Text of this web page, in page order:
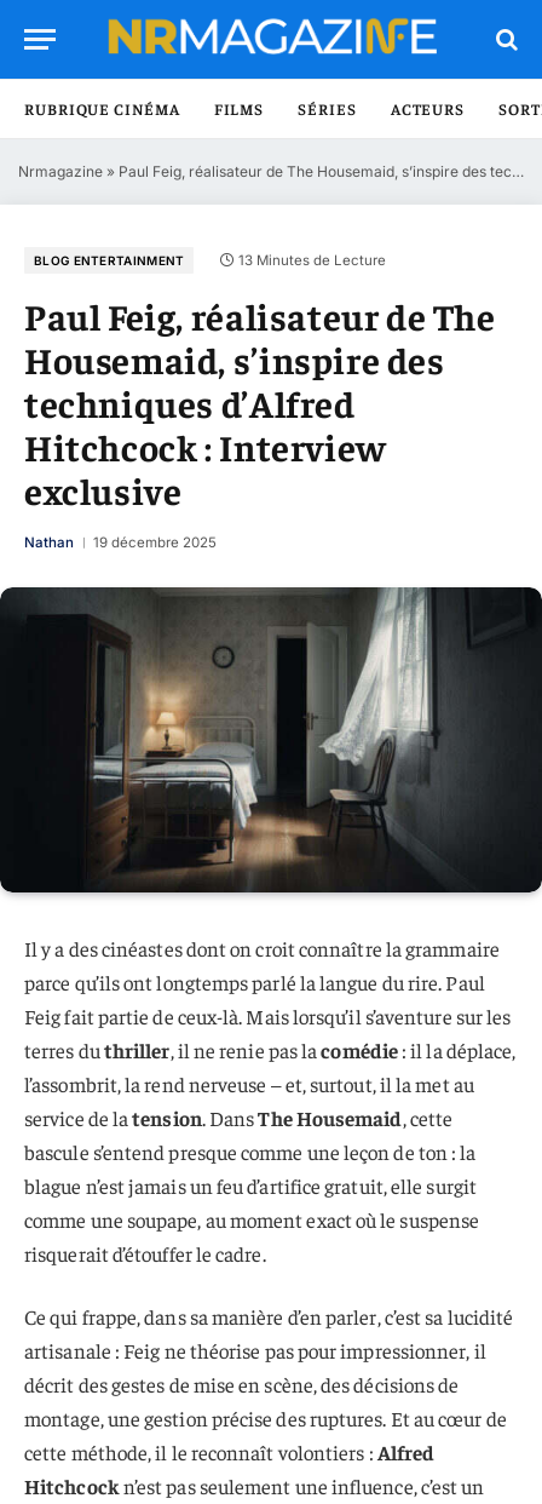
RUBRIQUE CINÉMA FILMS SÉRIES ACTEURS
Nrmagazine » Paul Feig, réalisateur de The Housemaid, s’inspire des techniques d’Alfred Hitchcock : Interview exclusive
BLOG ENTERTAINMENT 13 Minutes de Lecture
Paul Feig, réalisateur de The
Housemaid, s’inspire des
techniques d’Alfred
Hitchcock : Interview
exclusive
Nathan 19 décembre 2025
Il y a des cinéastes dont on croit connaître la grammaire
parce qu’ils ont longtemps parlé la langue du rire. Paul
Feig fait partie de ceux-là. Mais lorsqu’il s’aventure sur les
terres duthriller, il ne renie pas lacomédie: il la déplace,
l’assombrit, la rend nerveuse – et, surtout, il la met au
service de latension. DansThe Housemaid, cette
bascule s’entend presque comme une leçon de ton : la
blague n’est jamais un feu d’artifice gratuit, elle surgit
comme une soupape, au moment exact où le suspense
risquerait d’étouffer le cadre.
Ce qui frappe, dans sa manière d’en parler, c’est sa lucidité
artisanale : Feig ne théorise pas pour impressionner, il
décrit des gestes de mise en scène, des décisions de
montage, une gestion précise des ruptures. Et au cœur de
cette méthode, il le reconnaît volontiers : Alfred
Hitchcockn’est pas seulement une influence, c’est un